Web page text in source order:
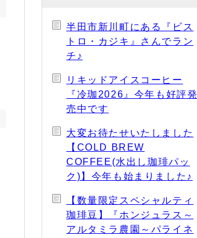
半田市新川町にある『ビス
トロ・カジキ』さんでラン
チ♪
リキッドアイスコーヒー
『冷珈2026』今年も好評発
売中です
大変お待たせいたしました
【COLD BREW
COFFEE(水出し珈琲パッ
ク)】今年も始まりました♪
【数量限定スペシャルティ
珈琲豆】『ホンジュラス～
アルタミラ農園～パライネ